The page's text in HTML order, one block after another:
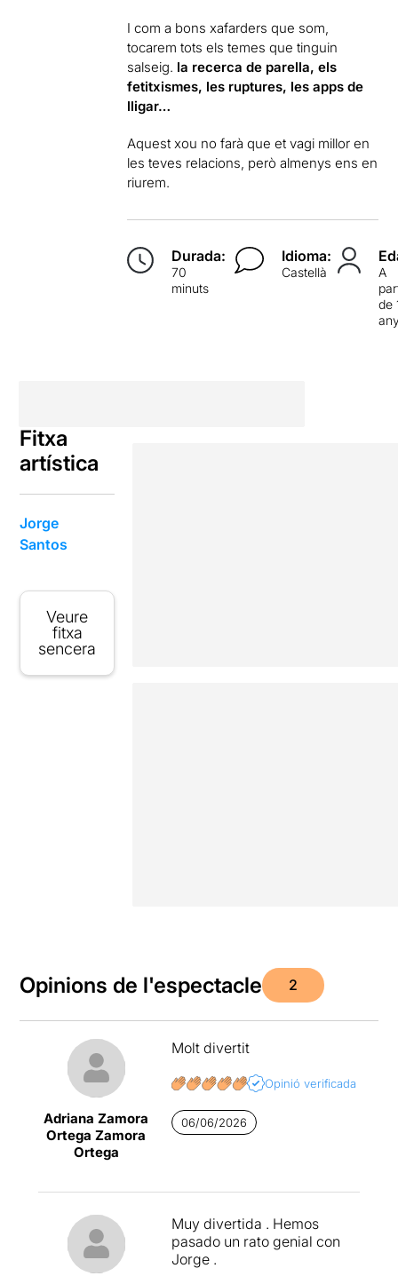
I com a bons xafarders que som,
tocarem tots els temes que tinguin
salseig. la recerca de parella, els
fetitxismes, les ruptures, les apps de
lligar…
Aquest xou no farà que et vagi millor en
les teves relacions, però almenys ens en
riurem.
Durada:
70
minuts
Idioma:
Castellà
A
de
Fitxa
artística
Jorge
Santos
Veure
fitxa
sencera
Opinions de l'espectacle 2
Adriana Zamora
Ortega Zamora
Ortega
Molt divertit
Opinió verificada
06/06/2026
Muy divertida . Hemos
pasado un rato genial con
Jorge .